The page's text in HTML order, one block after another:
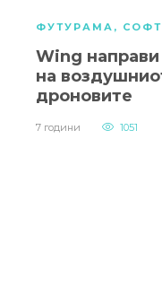
ФУТУРАМА ,
Wing направи
на
дроновите
7 години 1051